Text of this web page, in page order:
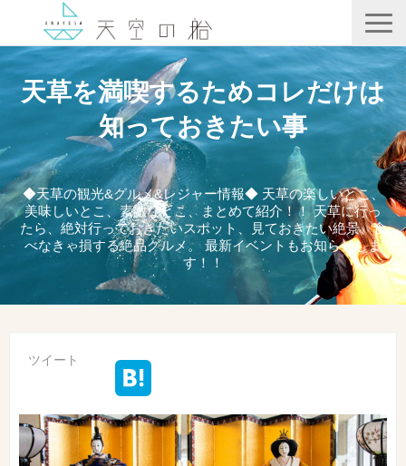
天空の船
ホテル竜宮
天ノ寂
記事一覧
コンテンツ
天草を満喫するためコレだけは
知っておきたい事
◆天草の観光&グルメ&レジャー情報◆ 天草の楽しいとこ、
美味しいとこ、素敵なとこ、まとめて紹介！！ 天草に行っ
たら、絶対行っておきたいスポット、見ておきたい絶景、食
べなきゃ損する絶品グルメ。 最新イベントもお知らせしま
す！！
ツイート